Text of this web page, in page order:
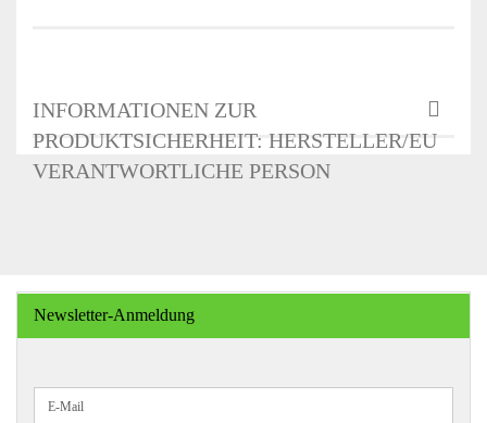
INFORMATIONEN ZUR
PRODUKTSICHERHEIT: HERSTELLER/EU
VERANTWORTLICHE PERSON
Newsletter-Anmeldung
ZUR
E-